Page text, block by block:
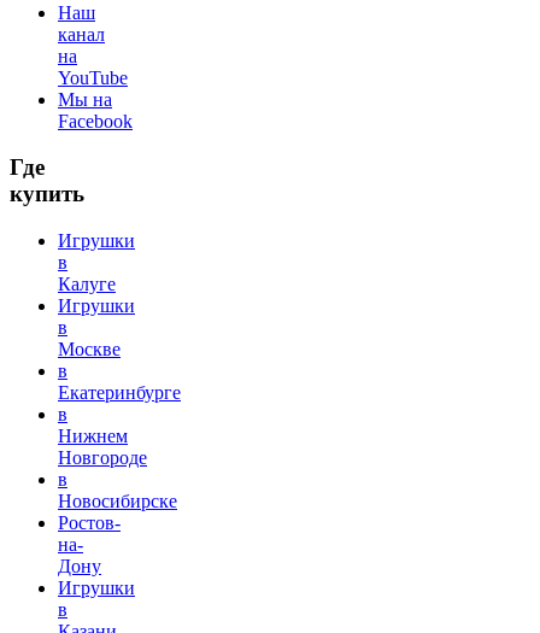
Наш
канал
на
YouTube
Мы на
Facebook
Где
купить
Игрушки
в
Калуге
Игрушки
в
Москве
в
Екатеринбурге
в
Нижнем
Новгороде
в
Новосибирске
Ростов-
на-
Дону
Игрушки
в